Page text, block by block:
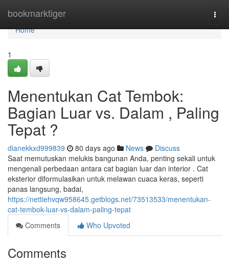
bookmarktiger
Home
Home
1
Menentukan Cat Tembok:
Bagian Luar vs. Dalam , Paling
Tepat ?
dianekkxd999839 80 days ago News
Discuss
Saat memutuskan melukis bangunan Anda, penting sekali untuk
mengenali perbedaan antara cat bagian luar dan interior . Cat
eksterior diformulasikan untuk melawan cuaca keras, seperti
panas langsung, badai,
https://nettiehvqw958645.getblogs.net/73513533/menentukan-
cat-tembok-luar-vs-dalam-paling-tepat
Comments
Who Upvoted
Comments